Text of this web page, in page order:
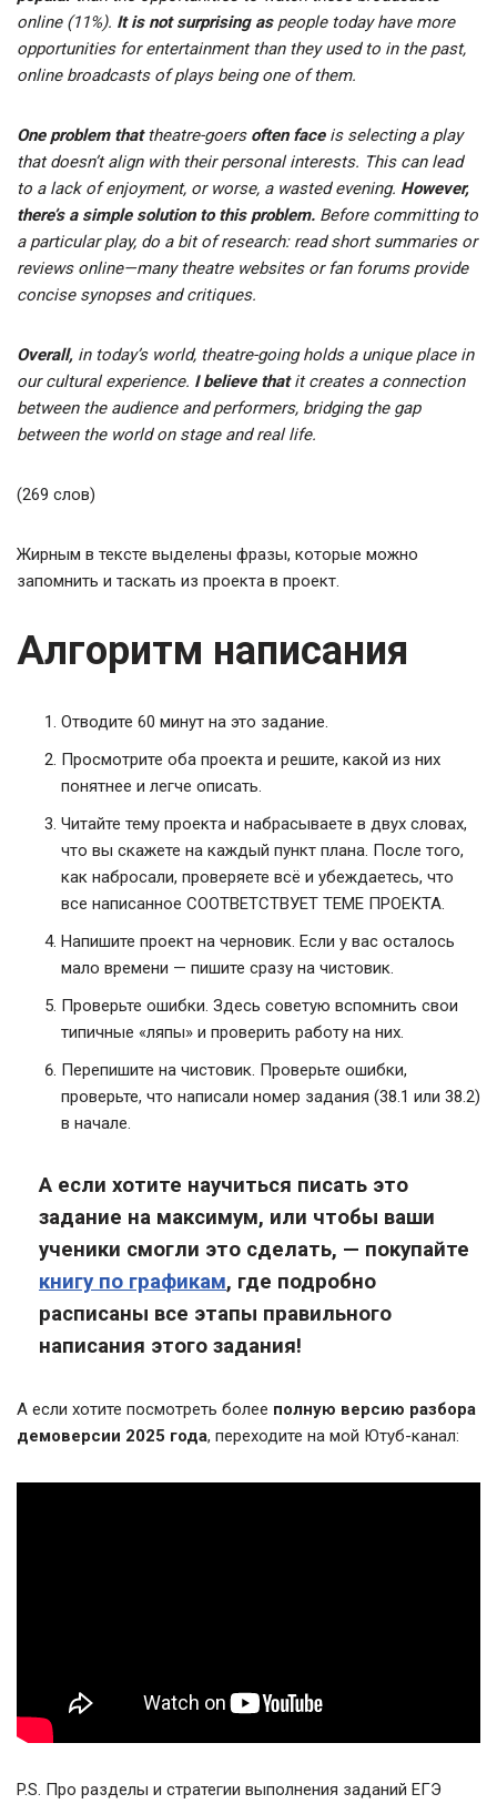
online (11%). It is not surprising aspeople today have more
opportunities for entertainment than they used to in the past,
online broadcasts of plays being one of them.
One problem that theatre-goers often faceis selecting a play
that doesn’t align with their personal interests. This can lead
to a lack of enjoyment, or worse, a wasted evening. However,
there’s a simple solution to this problem. Before committing to
a particular play, do a bit of research: read short summaries or
reviews online—many theatre websites or fan forums provide
concise synopses and critiques.
Overall, in today’s world, theatre-going holds a unique place in
our cultural experience. I believe thatit creates a connection
between the audience and performers, bridging the gap
between the world on stage and real life.
(269 слов)
Жирным в тексте выделены фразы, которые можно
запомнить и таскать из проекта в проект.
Алгоритм написания
Отводите 60 минут на это задание.
Просмотрите оба проекта и решите, какой из них
понятнее и легче описать.
Читайте тему проекта и набрасываете в двух словах,
что вы скажете на каждый пункт плана. После того,
как набросали, проверяете всё и убеждаетесь, что
все написанное СООТВЕТСТВУЕТ ТЕМЕ ПРОЕКТА.
Напишите проект на черновик. Если у вас осталось
мало времени — пишите сразу на чистовик.
Проверьте ошибки. Здесь советую вспомнить свои
типичные «ляпы» и проверить работу на них.
Перепишите на чистовик. Проверьте ошибки,
проверьте, что написали номер задания (38.1 или 38.2)
в начале.
А если хотите научиться писать это
задание на максимум, или чтобы ваши
ученики смогли это сделать, — покупайте
книгу по графикам, где подробно
расписаны все этапы правильного
написания этого задания!
А если хотите посмотреть более полную версию разбора
демоверсии 2025 года, переходите на мой Ютуб-канал:
P.S. Про разделы и стратегии выполнения заданий ЕГЭ